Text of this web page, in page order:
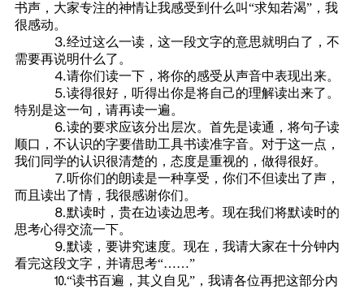
书声，大家专注的神情让我感受到什么叫“求知若渴”，我
很感动。
⒊经过这么一读，这一段文字的意思就明白了，不
需要再说明什么了。
⒋请你们读一下，将你的感受从声音中表现出来。
⒌读得很好，听得出你是将自己的理解读出来了。
特别是这一句，请再读一遍。
⒍读的要求应该分出层次。首先是读通，将句子读
顺口，不认识的字要借助工具书读准字音。对于这一点，
我们同学的认识很清楚的，态度是重视的，做得很好。
⒎听你们的朗读是一种享受，你们不但读出了声，
而且读出了情，我很感谢你们。
⒏默读时，贵在边读边思考。现在我们将默读时的
思考心得交流一下。
⒐默读，要讲究速度。现在，我请大家在十分钟内
看完这段文字，并请思考“……”
⒑“读书百遍，其义自见”，我请各位再把这部分内